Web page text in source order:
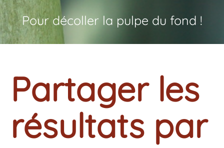
Pour décoller la pulpe du fond !
Partager les
résultats par